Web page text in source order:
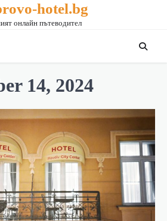
hotel.bg
онлайн пътеводител
14, 2024